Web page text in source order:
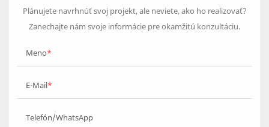
Plánujete navrhnúť svoj projekt, ale neviete, ako ho realizovať?
Zanechajte nám svoje informácie pre okamžitú konzultáciu.
Meno
E-Mail
Telefón/WhatsApp